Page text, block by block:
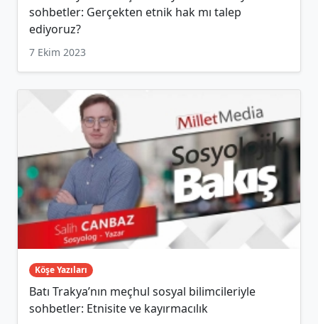
sohbetler: Gerçekten etnik hak mı talep
ediyoruz?
7 Ekim 2023
Köşe Yazıları
Batı Trakya’nın meçhul sosyal bilimcileriyle
sohbetler: Etnisite ve kayırmacılık